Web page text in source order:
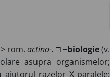
> rom. actino-. □~biologie(v.
asupra organismelor;
razelor X paralele;